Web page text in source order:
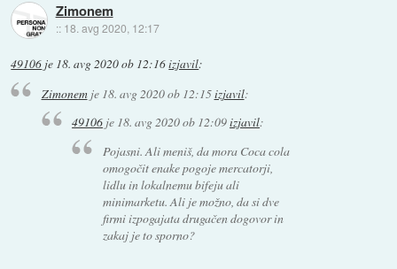
Zimonem
:: 18. avg 2020, 12:17
49106 je 18. avg 2020 ob 12:16izjavil:
Zimonemje 18. avg 2020 ob 12:15izjavil:
49106 je 18. avg 2020 ob 12:09izjavil:
Pojasni. Ali meniš, da mora Coca cola
omogočit enake pogoje mercatorji,
lidlu in lokalnemu bifeju ali
minimarketu. Ali je možno, da si dve
firmi izpogajata drugačen dogovor in
zakaj je to sporno?